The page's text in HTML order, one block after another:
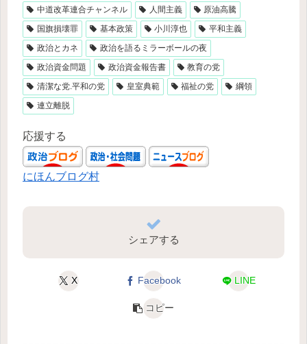
中道改革連合チャンネル
人間主義
原油高騰
国旗損壊罪
基本政策 小川淳也
平和主義
政治とカネ
政治を語るミラーボールの夜
政治資金問題
政治資金報告書
教育の党
清潔な党.平和の党
皇室典範 福祉の党
綱領
連立離脱
応援する
にほんブログ村
シェアする
X Facebook LINE
コピー